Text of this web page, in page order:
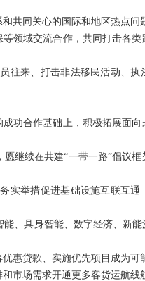
共同关心的国际和地区热点问
领域交流合作，共同打击各
往来、打击非法移民活动、执
功合作基础上，积极拓展面
继续在共建“一带一路”倡议
实举措促进基础设施互联互通
、具身智能、数字经济、新
惠贷款、实施优先项目成为可
市场需求开通更多客货运航线